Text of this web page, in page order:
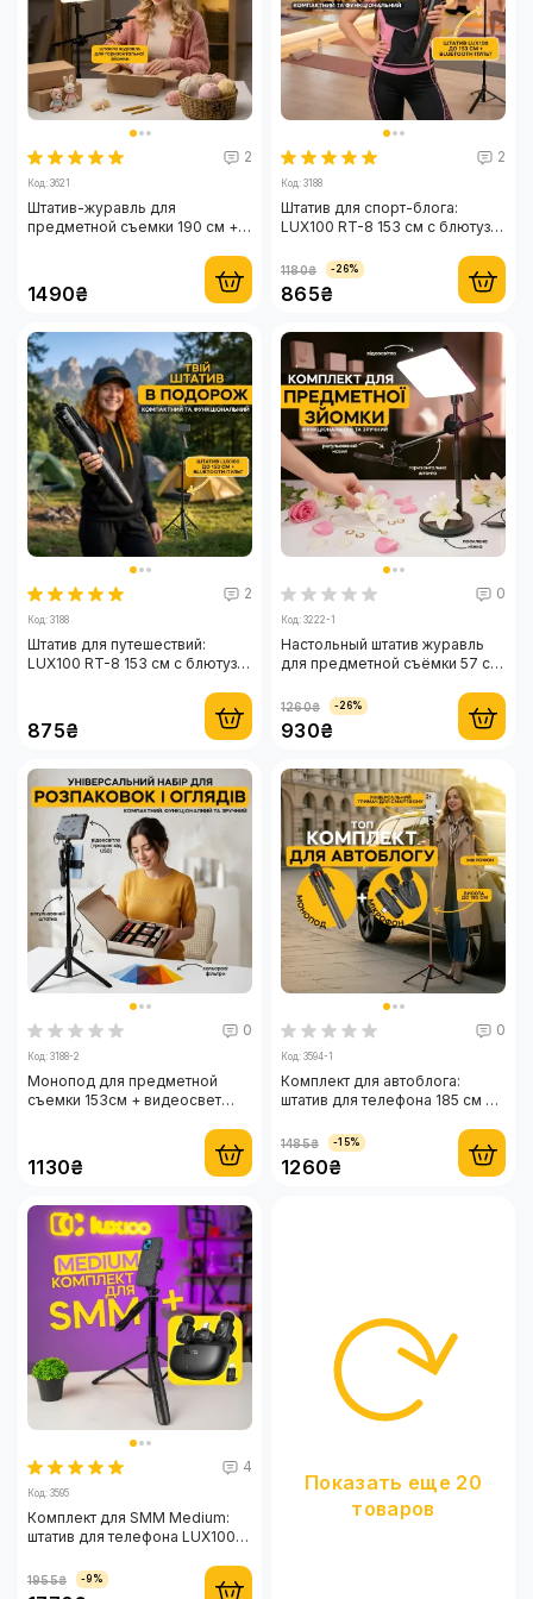
2
Код: 3621
Штатив-журавль для
предметной съемки 190 см +
1490₴
2
Код: 3188
Штатив для спорт-блога:
LUX100 RT-8 153 см с блютуз
1180₴ -26%
865₴
2
Код: 3188
Штатив для путешествий:
LUX100 RT-8 153 см с блютуз
875₴
0
Код: 3222-1
Настольный штатив журавль
для предметной съёмки 57 см
держателем телефона
1260₴ -26%
930₴
0
Код: 3188-2
Монопод для предметной
съемки 153см + видеосвет
1130₴
0
Код: 3594-1
Комплект для автоблога:
штатив для телефона 185 см на
HOCO оригинал
Lightning/Type-C
1485₴ -15%
1260₴
4
Код: 3595
Комплект для SMM Medium:
штатив для телефона LUX100
HOCO оригинал Type-C +
Lightning
1955₴ -9%
Показать еще 20
товаров